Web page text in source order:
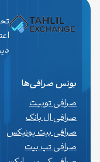
بونس صرافی‌ها
صرافی توبیت
صرافی ال بانک
صرافی بیت یونیکس
صرافی تپ بیت